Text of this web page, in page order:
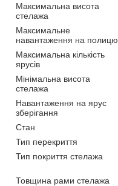
Максимальна висота
стелажа
Максимальне
навантаження на полицю
Максимальна кількість
ярусів
Мінімальна висота
стелажа
Навантаження на ярус
зберігання
Стан
Тип перекриття
Тип покриття стелажа
Товщина рами стелажа